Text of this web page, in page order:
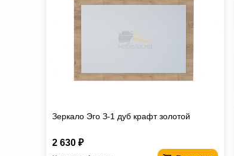
Зеркало Эго З-1 дуб крафт золотой
2 630 ₽